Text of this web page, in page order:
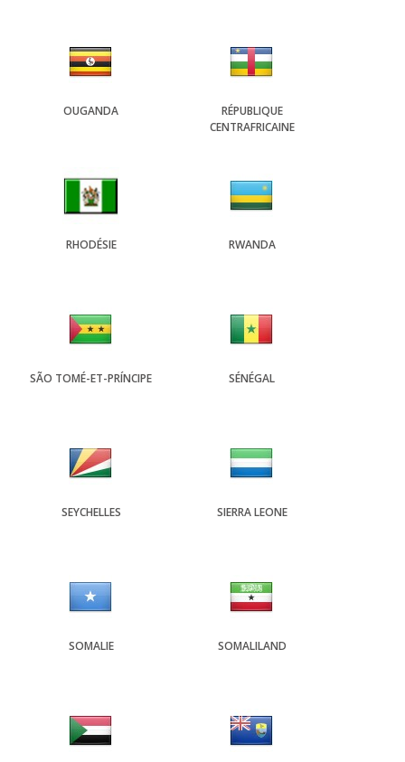
OUGANDA
RÉPUBLIQUE
CENTRAFRICAINE
RHODÉSIE RWANDA
SÃO TOMÉ-ET-PRÍNCIPE SÉNÉGAL
SEYCHELLES SIERRA LEONE
SOMALIE SOMALILAND